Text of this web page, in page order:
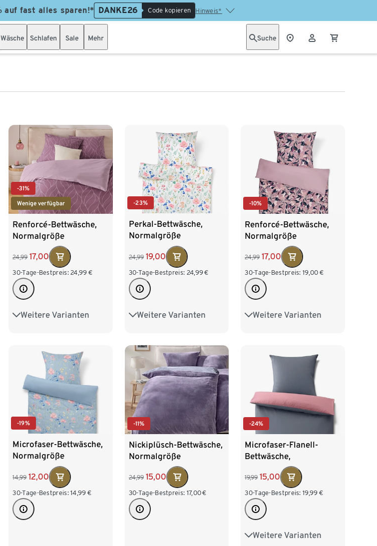
auf fast alles sparen!* DANKE26 Code kopieren Hinweis*
Wäsche Schlafen Sale Mehr Suche
-31%
Wenige verfügbar
Renforcé-Bettwäsche,
Normalgröße
24,99 17,00
30-Tage-Bestpreis: 24,99 €
Weitere Varianten
Übergröße
-23%
Perkal-Bettwäsche,
Normalgröße
24,99 19,00
30-Tage-Bestpreis: 24,99€
Weitere Varianten
Übergröße
-10%
Renforcé-Bettwäsche,
Normalgröße
24,99 17,00
30-Tage-Bestpreis: 19,00 €
Weitere Varianten
Übergröße
-19%
Microfaser-Bettwäsche,
Normalgröße
14,99 12,00
30-Tage-Bestpreis: 14,99 €
-11%
Nickiplüsch-Bettwäsche,
Normalgröße
24,99 15,00
30-Tage-Bestpreis: 17,00€
-24%
Microfaser-Flanell-
Bettwäsche,
Normalgröße
19,99 15,00
30-Tage-Bestpreis: 19,99 €
Weitere Varianten
Übergröße